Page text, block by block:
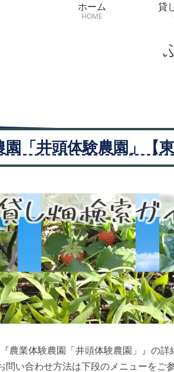
ホーム
HOME
貸
「井頭体験農園」【
農業体験農園「井頭体験農園」』の詳
問い合わせ方法は下段のメニューをご